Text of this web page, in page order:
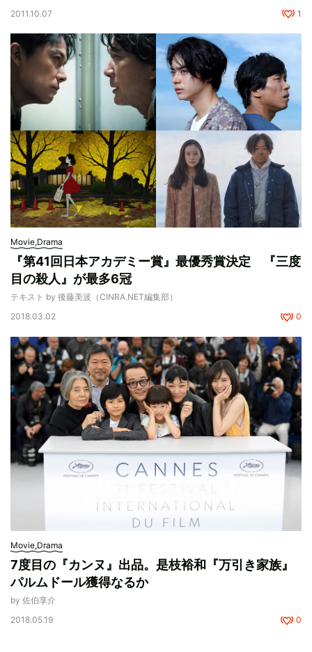
2011.10.07
1
Movie,Drama
『第41回日本アカデミー賞』最優秀賞決定 『三度
目の殺人』が最多6冠
テキスト by 後藤美波（CINRA.NET編集部）
2018.03.02
0
Movie,Drama
7度目の『カンヌ』出品。是枝裕和『万引き家族』
パルムドール獲得なるか
by 佐伯享介
2018.05.19
0